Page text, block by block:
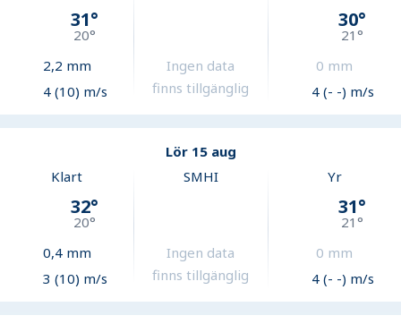
31°
20°
2,2 mm
4 (10) m/s
Ingen data
finns tillgänglig
30°
21°
0 mm
4 (- -) m/s
Lör 15 aug
Klart
32°
20°
0,4mm
3 (10) m/s
SMHI
Ingen data
finns tillgänglig
Yr
31°
21°
0 mm
4 (- -) m/s